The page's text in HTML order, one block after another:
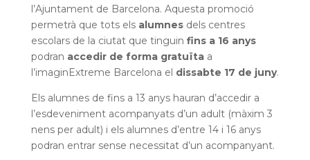
l’Ajuntament de Barcelona. Aquesta promoció
permetrà que tots els alumnesdels centres
escolars de la ciutat que tinguin fins a 16 anys
podran accedir de forma gratuïtaa
l’imaginExtreme Barcelona el dissabte 17 de juny.
Els alumnes de fins a 13 anys hauran d’accedir a
l’esdeveniment acompanyats d’un adult (màxim 3
nens per adult) i els alumnes d’entre 14 i 16 anys
podran entrar sense necessitat d’un acompanyant.